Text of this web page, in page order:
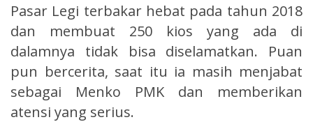
Pasar Legi terbakar hebat pada tahun 2018
dan membuat 250 kios yang ada di
dalamnya tidak bisa diselamatkan. Puan
pun bercerita, saat itu ia masih menjabat
sebagai Menko PMK dan memberikan
atensi yang serius.